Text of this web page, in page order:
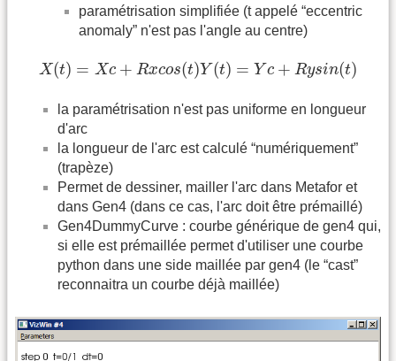
paramétrisation simplifiée (t appelé “eccentric
anomaly” n'est pas l'angle au centre)
X(t) = Xc + Rxcos(t)Y(t) = Yc + Rysin(t)
=X c R s(t)Y(t)= c+R y in
la paramétrisation n'est pas uniforme en longueur
d'arc
la longueur de l'arc est calculé “numériquement”
(trapèze)
Permet de dessiner, mailler l'arc dans Metafor et
dans Gen4 (dans ce cas, l'arc doit être prémaillé)
Gen4DummyCurve : courbe générique de gen4 qui,
si elle est prémaillée permet d'utiliser une courbe
python dans une side maillée par gen4 (le “cast”
reconnaitra un courbe déjà maillée)